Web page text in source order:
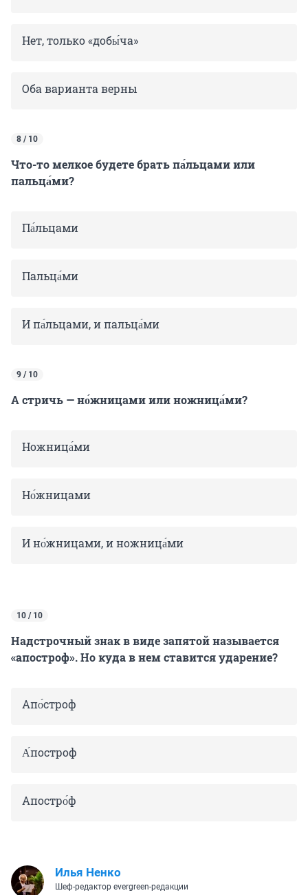
Нет, только «добы́ча»
Оба варианта верны
8 / 10
Что-то мелкое будете брать па́льцами или
пальца́ми?
Па́льцами
Пальца́ми
И па́льцами, и пальца́ми
9 / 10
А стричь — но́жницами или ножница́ми?
Ножница́ми
Но́жницами
И но́жницами, и ножница́ми
10 / 10
Надстрочный знак в виде запятой называется
«апостроф». Но куда в нем ставится ударение?
Апо́строф
А́построф
Апостро́ф
Илья Ненко
Шеф-редактор evergreen-редакции